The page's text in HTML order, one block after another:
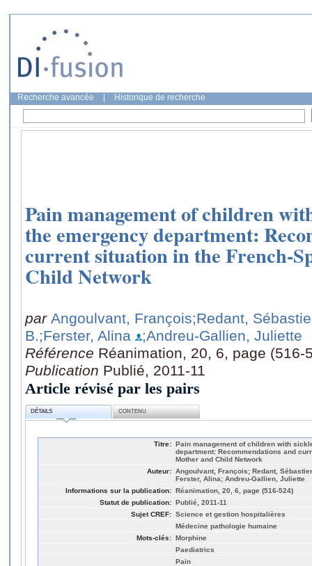
Recherche avancée Historique de recherche
Pain management of children
the emergency department:
current situation in the French-
Child Network
par Angoulvant, François;Redant,
B.;Ferster, Alina
;Andreu-Gallien, Juliette
Référence Réanimation, 20, 6, page (516-
Publication Publié, 2011-11
Article révisé par les pairs
DÉTAILS CONTENU
Titre: Pain management of children with
department: Recommendations and
Mother and Child Network
Auteur: Angoulvant, François; Redant,
Ferster, Alina; Andreu-Gallien, Juliette
Informations sur la publication: Réanimation, 20, 6, page (516-524)
Statut de publication: Publié, 2011-11
Sujet CREF: Science et gestion hospitalières
Médecine pathologie humaine
Mots-clés: Morphine
Paediatrics
Pain